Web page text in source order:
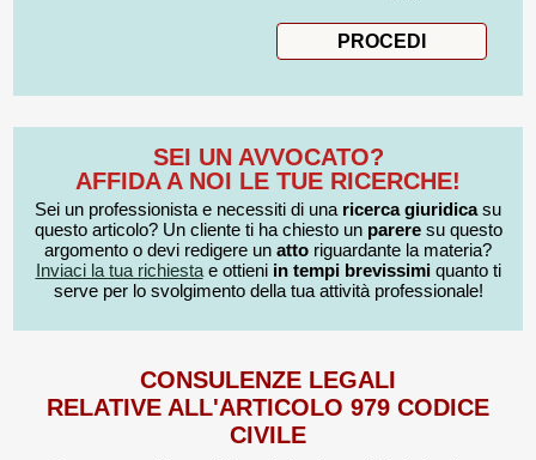
SEI UN AVVOCATO?
AFFIDA A NOI LE TUE RICERCHE!
Sei un professionista e necessiti di una ricerca giuridicasu
questo articolo? Un cliente ti ha chiesto un pareresu questo
argomento o devi redigere un atto riguardante la materia?
Inviaci la tua richiestae ottieni in tempi brevissimiquanto ti
serve per lo svolgimento della tua attività professionale!
CONSULENZE LEGALI
RELATIVE ALL'ARTICOLO 979 CODICE
CIVILE